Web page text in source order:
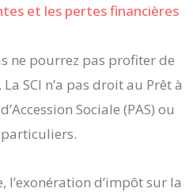
et les pertes financières
ne pourrez pas profiter de
SCI n’a pas droit au Prêt à
Sociale (PAS) ou
l’exonération d’impôt sur la